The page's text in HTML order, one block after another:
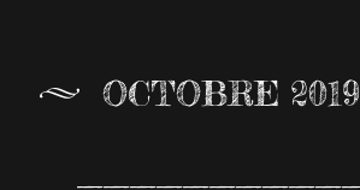
OCTOBRE 2019